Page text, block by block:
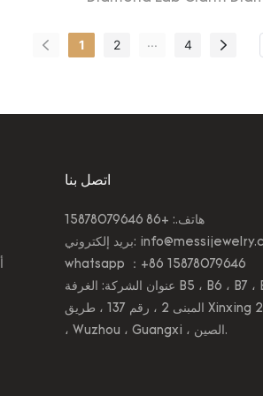
LG686501818
Pairs
1 2 ... 4
اتصل بنا
هاتف.: +86 15878079646
بريد إلكتروني:
whatsapp ：+86 15878079646
عنوان الشركة: الغرفة B5 ، B6 ، B7 ، B8 ،
المبنى 2 ، رقم 137 ، طريق Xinxing 2nd
، Wuzhou ، Guangxi ، الصين.